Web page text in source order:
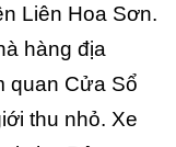
Liên Hoa Sơn.
hàng địa
quan Cửa Sổ
thu nhỏ. Xe